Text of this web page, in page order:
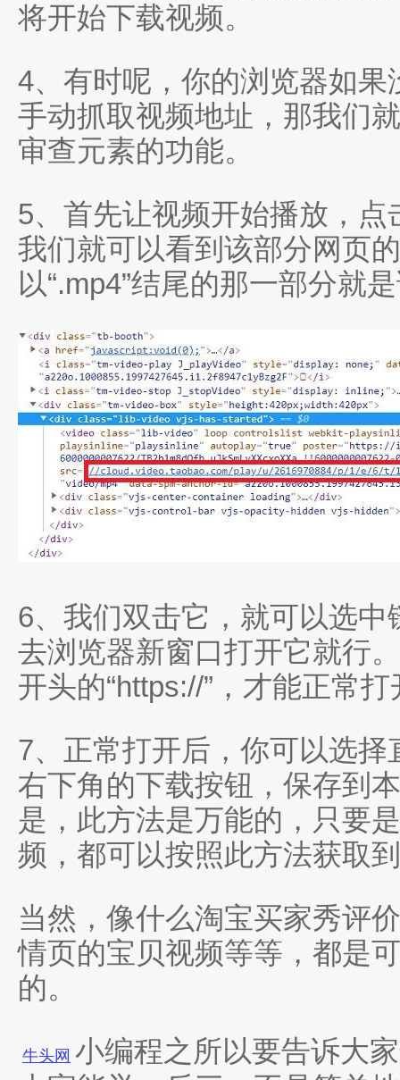
将开始下载视频。
4、有时呢，你的浏览器如
手动抓取视频地址，那我们
审查元素的功能。
5、首先让视频开始播放，点
我们就可以看到该部分网页
以“.mp4”结尾的那一部分就
6、我们双击它，就可以选
去浏览器新窗口打开它就行
开头的“https://”，才能正常打
7、正常打开后，你可以选
右下角的下载按钮，保存到
是，此方法是万能的，只要
频，都可以按照此方法获取
当然，像什么淘宝买家秀评
情页的宝贝视频等等，都是
的。
牛头网 小编程之所以要告诉大